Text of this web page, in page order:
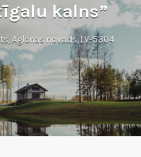
kalns”
Aglonas novads, LV-5304